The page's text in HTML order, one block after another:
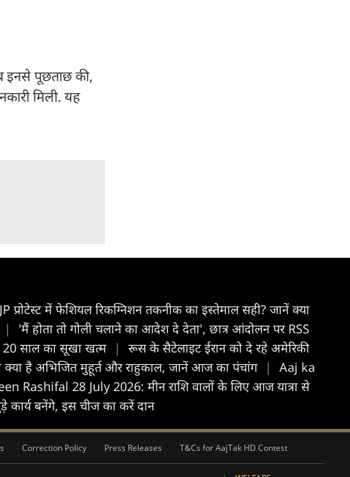
इनसे पूछताछ की,
मिली. यह
प्रोटेस्ट में फेशियल रिकग्निशन तकनीक का इस्तेमाल सही? जानें क्या
|
'मैं होता तो गोली चलाने का आदेश दे देता', छात्र आंदोलन पर RSS
20 साल का सूखा खत्म |
रूस के सैटेलाइट ईरान को दे रहे अमेरिकी
है अभिजित मुहूर्त और राहुकाल, जानें आज का पंचांग |
Aaj ka
Rashifal 28 July 2026: मीन राशि वालों के लिए आज यात्रा से
कार्य बनेंगे, इस चीज का करें दान
Correction Policy Press Releases T&Cs for AajTak HD Contest